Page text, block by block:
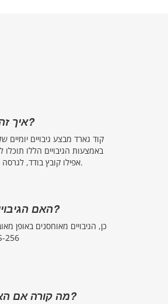
איך זה עובד?
קוד גארד מבצע גיבויים
באמצעות הגיבויים הללו
אפילו קובץ בודד, לגרסה קודמת בכל רגע שתרצו.
האם הגיבויים מוצפנים?
כן, הגיבויים מאוחסנים באופן
256
מה קורה אם האתר שלנו נדבק?